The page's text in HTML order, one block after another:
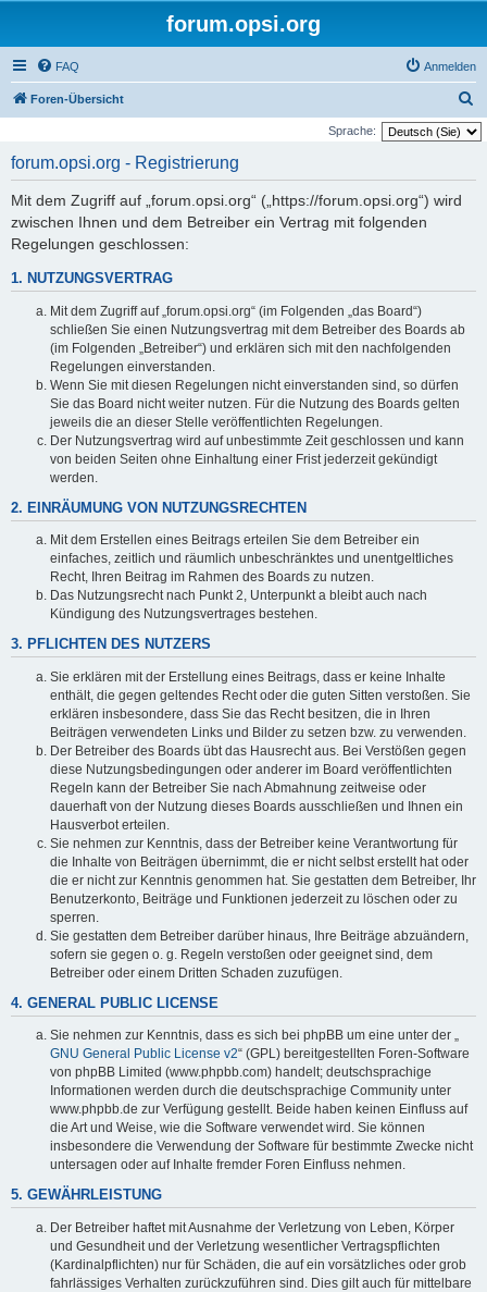
forum.opsi.org
FAQ Anmelden
Foren-Übersicht
u
Sprache:
forum.opsi.org - Registrierung
Mit dem Zugriff auf „forum.opsi.org“ („https://forum.opsi.org“) wird
zwischen Ihnen und dem Betreiber ein Vertrag mit folgenden
Regelungen geschlossen:
1. NUTZUNGSVERTRAG
Mit dem Zugriff auf „forum.opsi.org“ (im Folgenden „das Board“)
schließen Sie einen Nutzungsvertrag mit dem Betreiber des Boards ab
(im Folgenden „Betreiber“) und erklären sich mit den nachfolgenden
Regelungen einverstanden.
Wenn Sie mit diesen Regelungen nicht einverstanden sind, so dürfen
Sie das Board nicht weiter nutzen. Für die Nutzung des Boards gelten
jeweils die an dieser Stelle veröffentlichten Regelungen.
Der Nutzungsvertrag wird auf unbestimmte Zeit geschlossen und kann
von beiden Seiten ohne Einhaltung einer Frist jederzeit gekündigt
werden.
2. EINRÄUMUNG VON NUTZUNGSRECHTEN
Mit dem Erstellen eines Beitrags erteilen Sie dem Betreiber ein
einfaches, zeitlich und räumlich unbeschränktes und unentgeltliches
Recht, Ihren Beitrag im Rahmen des Boards zu nutzen.
Das Nutzungsrecht nach Punkt 2, Unterpunkt a bleibt auch nach
Kündigung des Nutzungsvertrages bestehen.
3. PFLICHTEN DES NUTZERS
Sie erklären mit der Erstellung eines Beitrags, dass er keine Inhalte
enthält, die gegen geltendes Recht oder die guten Sitten verstoßen. Sie
erklären insbesondere, dass Sie das Recht besitzen, die in Ihren
Beiträgen verwendeten Links und Bilder zu setzen bzw. zu verwenden.
Der Betreiber des Boards übt das Hausrecht aus. Bei Verstößen gegen
diese Nutzungsbedingungen oder anderer im Board veröffentlichten
Regeln kann der Betreiber Sie nach Abmahnung zeitweise oder
dauerhaft von der Nutzung dieses Boards ausschließen und Ihnen ein
Hausverbot erteilen.
Sie nehmen zur Kenntnis, dass der Betreiber keine Verantwortung für
die Inhalte von Beiträgen übernimmt, die er nicht selbst erstellt hat oder
die er nicht zur Kenntnis genommen hat. Sie gestatten dem Betreiber, Ihr
Benutzerkonto, Beiträge und Funktionen jederzeit zu löschen oder zu
sperren.
Sie gestatten dem Betreiber darüber hinaus, Ihre Beiträge abzuändern,
sofern sie gegen o. g. Regeln verstoßen oder geeignet sind, dem
Betreiber oder einem Dritten Schaden zuzufügen.
4. GENERAL PUBLIC LICENSE
Sie nehmen zur Kenntnis, dass es sich bei phpBB um eine unter der „
GNU General Public License v2“ (GPL) bereitgestellten Foren-Software
von phpBB Limited (www.phpbb.com) handelt; deutschsprachige
Informationen werden durch die deutschsprachige Community unter
www.phpbb.de zur Verfügung gestellt. Beide haben keinen Einfluss auf
die Art und Weise, wie die Software verwendet wird. Sie können
insbesondere die Verwendung der Software für bestimmte Zwecke nicht
untersagen oder auf Inhalte fremder Foren Einfluss nehmen.
5. GEWÄHRLEISTUNG
Der Betreiber haftet mit Ausnahme der Verletzung von Leben, Körper
und Gesundheit und der Verletzung wesentlicher Vertragspflichten
(Kardinalpflichten) nur für Schäden, die auf ein vorsätzliches oder grob
fahrlässiges Verhalten zurückzuführen sind. Dies gilt auch für mittelbare